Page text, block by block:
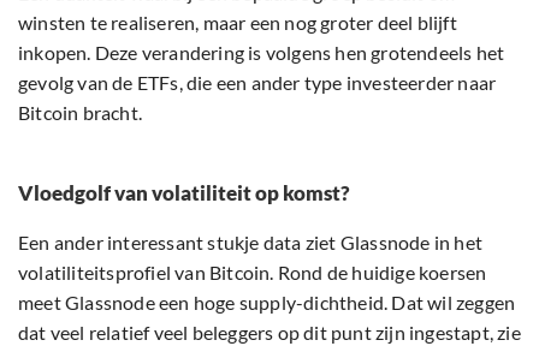
winsten te realiseren, maar een nog groter deel blijft
inkopen. Deze verandering is volgens hen grotendeels het
gevolg van de ETFs, die een ander type investeerder naar
Bitcoin bracht.
Vloedgolf van volatiliteit op komst?
Een ander interessant stukje data ziet Glassnode in het
volatiliteitsprofiel van Bitcoin. Rond de huidige koersen
meet Glassnode een hoge supply-dichtheid. Dat wil zeggen
dat veel relatief veel beleggers op dit punt zijn ingestapt, zie